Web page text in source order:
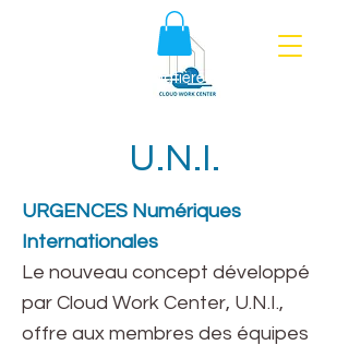
Politique en matière de cookies
U.N.I.
URGENCES Numériques
Internationales
Le nouveau concept développé
par Cloud Work Center, U.N.I.,
offre aux membres des équipes